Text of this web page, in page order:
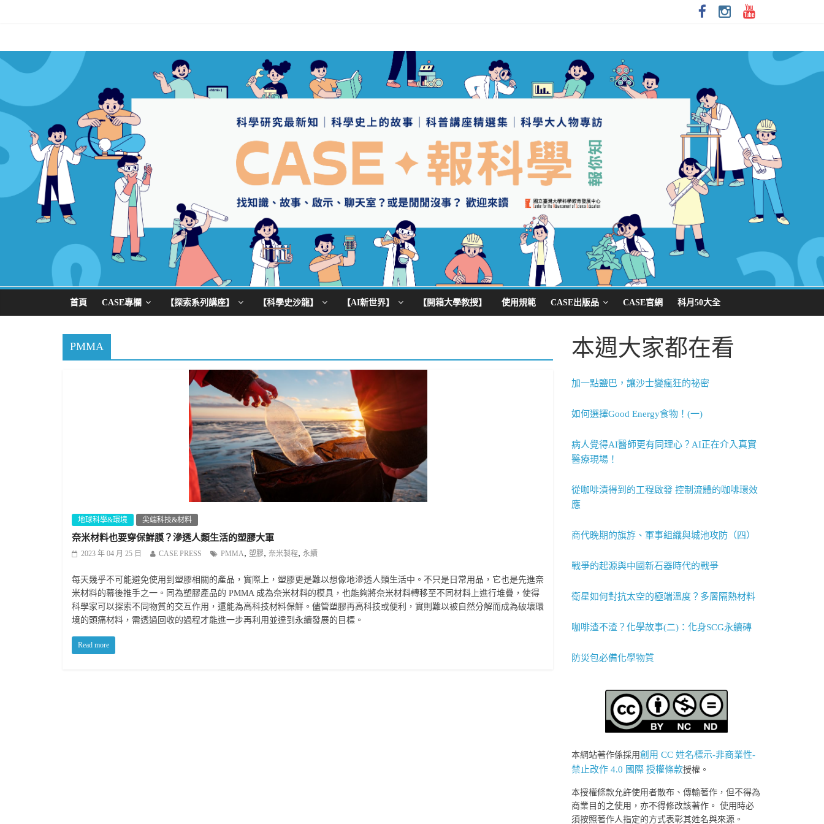
首頁 CASE專欄 【探索系列講座】 【科學史沙龍】 【AI新世界】 【開箱大學教授】 使用規範 CASE出版品 CASE官網 科月50大全
PMMA
地球科學&環境 尖端科技&材料
奈米材料也要穿保鮮膜？滲透人類生活的塑膠大軍
2023 年 04 月 25 日 CASE PRESS PMMA, 塑膠, 奈米製程, 永續
每天幾乎不可能避免使用到塑膠相關的產品，實際上，塑膠更是難以想像地滲透人類生活中。不只是日常用品，它也是先進奈
米材料的幕後推手之一。同為塑膠產品的 PMMA 成為奈米材料的模具，也能夠將奈米材料轉移至不同材料上進行堆疊，使得
科學家可以探索不同物質的交互作用，還能為高科技材料保鮮。儘管塑膠再高科技或便利，實則難以被自然分解而成為破壞環
境的頭痛材料，需透過回收的過程才能進一步再利用並達到永續發展的目標。
Read more
本週大家都在看
加一點鹽巴，讓沙士變瘋狂的祕密
如何選擇Good Energy食物！(一)
病人覺得AI醫師更有同理心？AI正在介入真實
醫療現場！
從咖啡漬得到的工程啟發 控制流體的咖啡環效
應
商代晚期的旗斿、軍事組織與城池攻防（四）
戰爭的起源與中國新石器時代的戰爭
衛星如何對抗太空的極端溫度？多層隔熱材料
咖啡渣不渣？化學故事(二)：化身SCG永續磚
防災包必備化學物質
本網站著作係採用創用 CC 姓名標示-非商業性-
禁止改作 4.0 國際 授權條款授權。
本授權條款允許使用者散布、傳輸著作，但不得為
商業目的之使用，亦不得修改該著作。 使用時必
須按照著作人指定的方式表彰其姓名與來源。